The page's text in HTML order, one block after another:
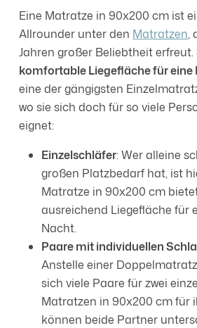
Eine Matratze in 90x200 cm ist
Allrounder unter den Matratzen,
Jahren großer Beliebtheit erfreut.
komfortable Liegefläche für eine
eine der gängigsten
wo sie sich doch für so viele
eignet:
Einzelschläfer: Wer alleine
großen Platzbedarf hat, ist
Matratze in 90x200 cm
ausreichend Liegefläche für
Nacht.
Paare mit individuellen
Anstelle einer
sich viele Paare für zwei
Matratzen in 90x200 cm für
können beide Partner